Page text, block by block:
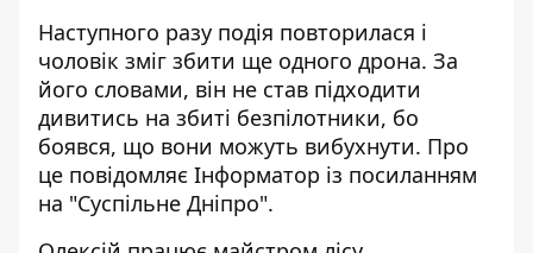
Наступного разу подія повторилася і
чоловік зміг збити ще одного дрона. За
його словами, він не став підходити
дивитись на збиті безпілотники, бо
боявся, що вони можуть вибухнути. Про
це повідомляє Інформатор із посиланням
на "Суспільне Дніпро".